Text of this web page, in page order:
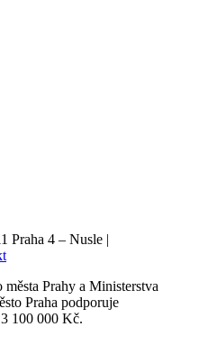
Praha 4 – Nusle |
Prahy a Ministerstva
Praha podporuje
100 000 Kč.